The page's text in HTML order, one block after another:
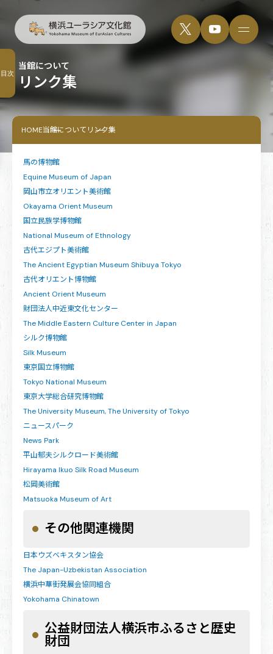
リンク集
当館について
HOME当館について リンク集
馬の博物館
Equine Museum of Japan
岡山市立オリエント美術館
Okayama Orient Museum
国立民族学博物館
National Museum of Ethnology
古代エジプト美術館
The Ancient Egyptian Museum Shibuya Tokyo
古代オリエント博物館
Ancient Orient Museum
財団法人中近東文化センター
The Middle Eastern Culture Center in Japan
シルク博物館
Silk Museum
東京国立博物館
Tokyo National Museum
東京大学総合研究博物館
The University Museum, The University of Tokyo
ニュースパーク
News Park
平山郁夫シルクロード美術館
Hirayama Ikuo Silk Road Museum
松岡美術館
Matsuoka Museum of Art
その他関連機関
日本ウズベキスタン協会
The Japan-Uzbekistan Association
横浜中華街発展会協同組合
Yokohama Chinatown
公益財団法人横浜市ふるさと歴史
財団
目次